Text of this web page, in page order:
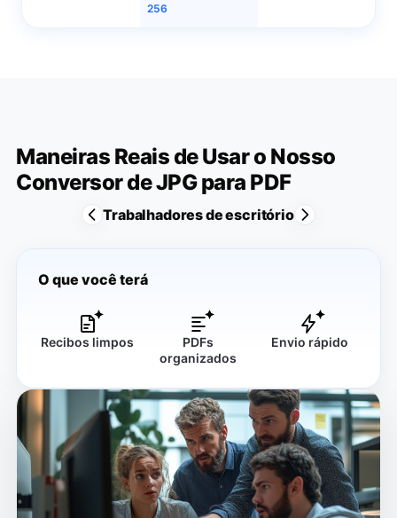
256
Maneiras Reais de Usar o Nosso
Conversor de JPG para PDF
Trabalhadores de escritório
O que você terá
Recibos limpos
PDFs
organizados
Envio rápido